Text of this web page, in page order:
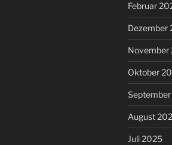
Februar
Dezember
November
Oktober
August
Juli 2025